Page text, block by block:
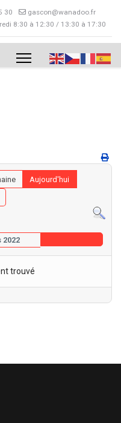
30
gascon@wanadoo.fr
8:30 à 12:30 / 13:30 à 17:30
Aujourd'hui
trouvé